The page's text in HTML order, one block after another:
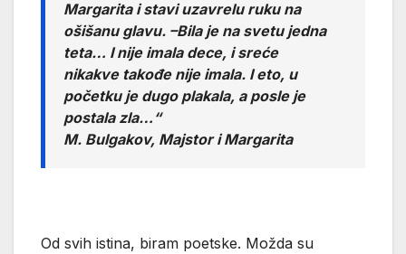
Margarita i stavi uzavrelu ruku na
ošišanu glavu. –Bila je na svetu jedna
teta… I nije imala dece, i sreće
nikakve takođe nije imala. I eto, u
početku je dugo plakala, a posle je
postala zla…“
M. Bulgakov, Majstor i Margarita
Od svih istina, biram poetske. Možda su